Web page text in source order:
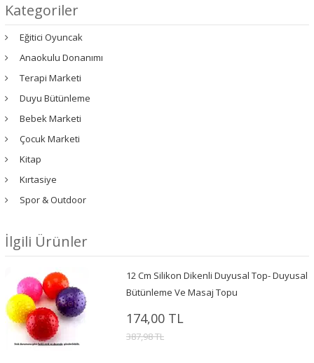
Kategoriler
Eğitici Oyuncak
Anaokulu Donanımı
Terapi Marketi
Duyu Bütünleme
Bebek Marketi
Çocuk Marketi
Kitap
Kırtasiye
Spor & Outdoor
İlgili Ürünler
12 Cm Silikon Dikenli Duyusal Top- Duyusal
Bütünleme Ve Masaj Topu
174,00 TL
387,98 TL